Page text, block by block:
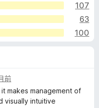
107
63
100
前
makes management of
visually intuitive